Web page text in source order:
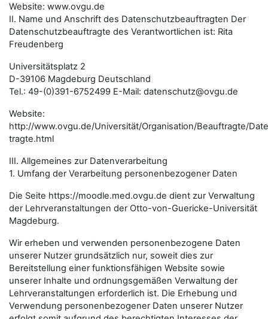
Website: www.ovgu.de
II. Name und Anschrift des Datenschutzbeauftragten Der
Datenschutzbeauftragte des Verantwortlichen ist: Rita
Freudenberg
Universitätsplatz 2
D-39106 Magdeburg Deutschland
Tel.: 49-(0)391-6752499 E-Mail: datenschutz@ovgu.de
Website:
http://www.ovgu.de/Universität/Organisation/Beauftragte/
tragte.html
III. Allgemeines zur Datenverarbeitung
1. Umfang der Verarbeitung personenbezogener Daten
Die Seite https://moodle.med.ovgu.de dient zur Verwaltung
der Lehrveranstaltungen der Otto-von-Guericke-Universität
Magdeburg.
Wir erheben und verwenden personenbezogene Daten
unserer Nutzer grundsätzlich nur, soweit dies zur
Bereitstellung einer funktionsfähigen Website sowie
unserer Inhalte und ordnungsgemäßen Verwaltung der
Lehrveranstaltungen erforderlich ist. Die Erhebung und
Verwendung personenbezogener Daten unserer Nutzer